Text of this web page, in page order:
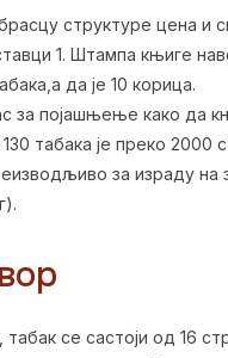
структуре цена и
1. Штампа књиге
да је 10 корица.
за појашњење како да
табака је преко 2000
за израду на
табак се састоји од 16